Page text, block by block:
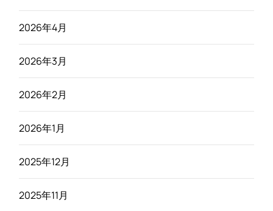
2026年4月
2026年3月
2026年2月
2026年1月
2025年12月
2025年11月